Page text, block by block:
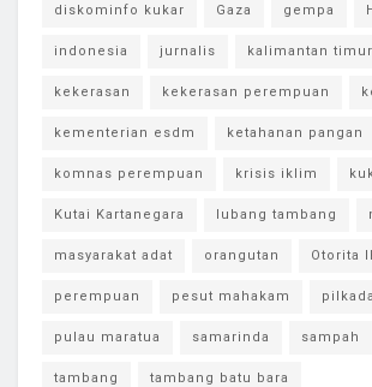
diskominfo kukar Gaza gempa
indonesia jurnalis kalimantan timur
kekerasan kekerasan perempuan
kementerian esdm ketahanan pangan
komnas perempuan krisis iklim
Kutai Kartanegara lubang tambang
masyarakat adat orangutan Otorita
perempuan pesut mahakam pilkada
pulau maratua samarinda sampah
tambang tambang batu bara